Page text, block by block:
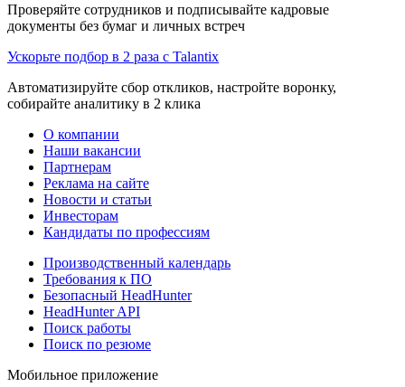
Проверяйте сотрудников и подписывайте кадровые
документы без бумаг и личных встреч
Ускорьте подбор в 2 раза с Talantix
Автоматизируйте сбор откликов, настройте воронку,
собирайте аналитику в 2 клика
О компании
Наши вакансии
Партнерам
Реклама на сайте
Новости и статьи
Инвесторам
Кандидаты по профессиям
Производственный календарь
Требования к ПО
Безопасный HeadHunter
HeadHunter API
Поиск работы
Поиск по резюме
Мобильное приложение